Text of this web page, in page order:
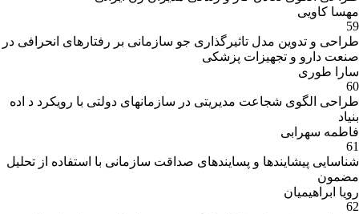
مهسا کاویی
59
طراحی و تدوین مدل تاثیرگذاری جو سازمانی بر رفتارهای انحرافی در
صنعت دارو و تجهیزات پزشکی
سارا طوری
60
طراحی الگوی شجاعت مدیریتی در سازمانهای دولتی با رویکرد د اده
بنیاد
فاطمه سهرابی
61
شناسایی پیشایندها و پسایندهای صداقت سازمانی با استفاده از تحلیل
مضمون
رویا ابراهیمیان
62